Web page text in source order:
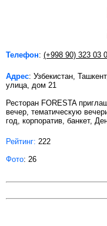
Телефон: (+998 90) 323 03
Адрес: Узбекистан,
улица, дом 21
Ресторан FORESTA
вечер, тематическую
год, корпоратив, банкет,
Рейтинг: 222
Фото: 26